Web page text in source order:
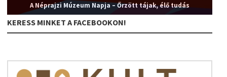
A Néprajzi Múzeum Napja – Őrzött tájak, élő tudás
KERESS MINKET A FACEBOOKON!